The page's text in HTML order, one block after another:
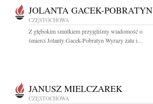
JOLANTA GACEK-POBRATYN
CZĘSTOCHOWA
Z głębokim smutkiem przyjęliśmy wiadomość o
śmierci Jolanty Gacek-Pobratyn Wyrazy żalu i...
JANUSZ MIELCZAREK
CZĘSTOCHOWA